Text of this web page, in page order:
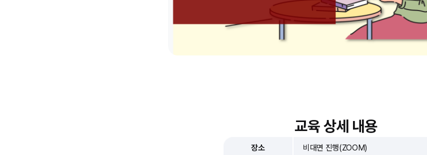
교육 상세 내용
장소 비대면 진행(ZOOM)